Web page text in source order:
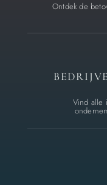
Ontdek de
Vind alle